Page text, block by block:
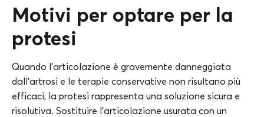
Motivi per optare per la
protesi
Quando l’articolazione è gravemente danneggiata
dall’artrosi e le terapie conservative non risultano più
efficaci, la protesi rappresenta una soluzione sicura e
risolutiva. Sostituire l’articolazione usurata con un